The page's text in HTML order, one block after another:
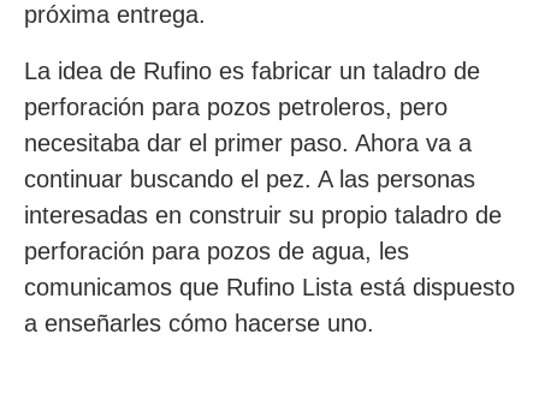
próxima entrega.
La idea de Rufino es fabricar un taladro de
perforación para pozos petroleros, pero
necesitaba dar el primer paso. Ahora va a
continuar buscando el pez. A las personas
interesadas en construir su propio taladro de
perforación para pozos de agua, les
comunicamos que Rufino Lista está dispuesto
a enseñarles cómo hacerse uno.